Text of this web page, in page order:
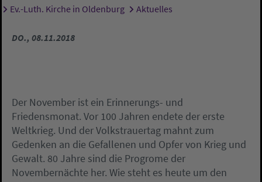
Sie sind hier:
Ev.-Luth. Kirche in Oldenburg Aktuelles
DO., 08.11.2018
Der November ist ein Erinnerungs- und
Friedensmonat. Vor 100 Jahren endete der erste
Weltkrieg. Und der Volkstrauertag mahnt zum
Gedenken an die Gefallenen und Opfer von Krieg und
Gewalt. 80 Jahre sind die Progrome der
Novembernächte her. Wie steht es heute um den